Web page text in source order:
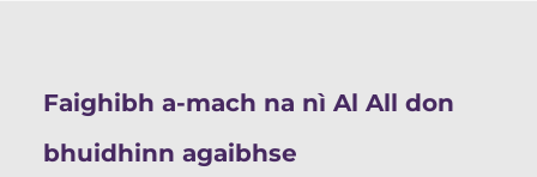
Faighibh a-mach na nì Al All don
bhuidhinn agaibhse